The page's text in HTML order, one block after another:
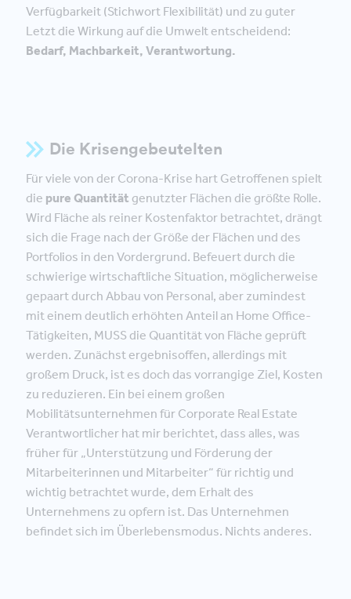
Verfügbarkeit (Stichwort Flexibilität) und zu guter
Letzt die Wirkung auf die Umwelt entscheidend:
Bedarf, Machbarkeit, Verantwortung.
Die Krisengebeutelten
Für viele von der Corona-Krise hart Getroffenen spielt
die pure Quantität genutzter Flächen die größte Rolle.
Wird Fläche als reiner Kostenfaktor betrachtet, drängt
sich die Frage nach der Größe der Flächen und des
Portfolios in den Vordergrund. Befeuert durch die
schwierige wirtschaftliche Situation, möglicherweise
gepaart durch Abbau von Personal, aber zumindest
mit einem deutlich erhöhten Anteil an Home Office-
Tätigkeiten, MUSS die Quantität von Fläche geprüft
werden. Zunächst ergebnisoffen, allerdings mit
großem Druck, ist es doch das vorrangige Ziel, Kosten
zu reduzieren. Ein bei einem großen
Mobilitätsunternehmen für Corporate Real Estate
Verantwortlicher hat mir berichtet, dass alles, was
früher für „Unterstützung und Förderung der
Mitarbeiterinnen und Mitarbeiter“ für richtig und
wichtig betrachtet wurde, dem Erhalt des
Unternehmens zu opfern ist. Das Unternehmen
befindet sich im Überlebensmodus. Nichts anderes.